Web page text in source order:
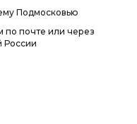
Подмосковью
по почте или через
России